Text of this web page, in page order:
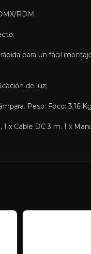
RDM.
para un fácil
de luz;
Peso: Foco: 3,16
x Cable DC 3 m. 1 x